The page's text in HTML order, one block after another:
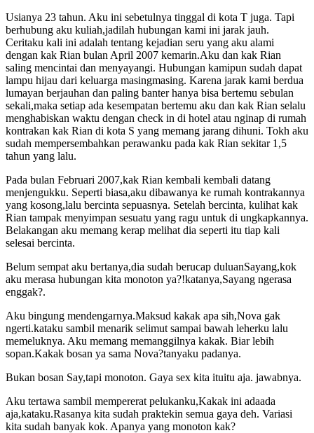
Usianya 23 tahun. Aku ini sebetulnya tinggal di kota T juga. Tapi
berhubung aku kuliah,jadilah hubungan kami ini jarak jauh.
Ceritaku kali ini adalah tentang kejadian seru yang aku alami
dengan kak Rian bulan April 2007 kemarin.Aku dan kak Rian
saling mencintai dan menyayangi. Hubungan kamipun sudah dapat
lampu hijau dari keluarga masingmasing. Karena jarak kami berdua
lumayan berjauhan dan paling banter hanya bisa bertemu sebulan
sekali,maka setiap ada kesempatan bertemu aku dan kak Rian selalu
menghabiskan waktu dengan check in di hotel atau nginap di rumah
kontrakan kak Rian di kota S yang memang jarang dihuni. Tokh aku
sudah mempersembahkan perawanku pada kak Rian sekitar 1,5
tahun yang lalu.
Pada bulan Februari 2007,kak Rian kembali kembali datang
menjengukku. Seperti biasa,aku dibawanya ke rumah kontrakannya
yang kosong,lalu bercinta sepuasnya. Setelah bercinta, kulihat kak
Rian tampak menyimpan sesuatu yang ragu untuk di ungkapkannya.
Belakangan aku memang kerap melihat dia seperti itu tiap kali
selesai bercinta.
Belum sempat aku bertanya,dia sudah berucap duluanSayang,kok
aku merasa hubungan kita monoton ya?!katanya,Sayang ngerasa
enggak?.
Aku bingung mendengarnya.Maksud kakak apa sih,Nova gak
ngerti.kataku sambil menarik selimut sampai bawah leherku lalu
memeluknya. Aku memang memanggilnya kakak. Biar lebih
sopan.Kakak bosan ya sama Nova?tanyaku padanya.
Bukan bosan Say,tapi monoton. Gaya sex kita ituitu aja. jawabnya.
Aku tertawa sambil mempererat pelukanku,Kakak ini adaada
aja,kataku.Rasanya kita sudah praktekin semua gaya deh. Variasi
kita sudah banyak kok. Apanya yang monoton kak?